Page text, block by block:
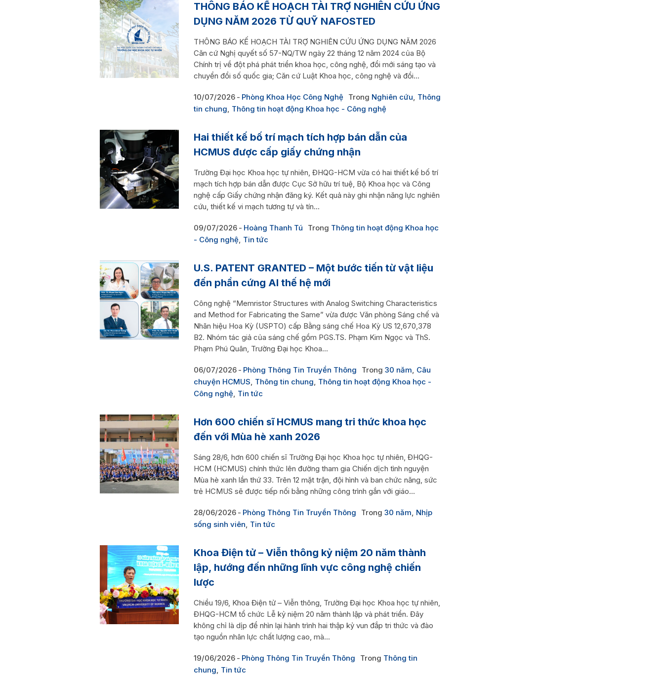
THÔNG BÁO KẾ HOẠCH TÀI TRỢ NGHIÊN CỨU ỨNG
DỤNG NĂM 2026 TỪ QUỸ NAFOSTED
THÔNG BÁO KẾ HOẠCH TÀI TRỢ NGHIÊN CỨU ỨNG DỤNG NĂM 2026
Căn cứ Nghị quyết số 57-NQ/TW ngày 22 tháng 12 năm 2024 của Bộ
Chính trị về đột phá phát triển khoa học, công nghệ, đổi mới sáng tạo và
chuyển đổi số quốc gia; Căn cứ Luật Khoa học, công nghệ và đổi...
10/07/2026 Phòng Khoa Học Công Nghệ Trong Nghiên cứu, Thông
tin chung, Thông tin hoạt động Khoa học - Công nghệ
Hai thiết kế bố trí mạch tích hợp bán dẫn của
HCMUS được cấp giấy chứng nhận
Trường Đại học Khoa học tự nhiên, ĐHQG-HCM vừa có hai thiết kế bố trí
mạch tích hợp bán dẫn được Cục Sở hữu trí tuệ, Bộ Khoa học và Công
nghệ cấp Giấy chứng nhận đăng ký. Kết quả này ghi nhận năng lực nghiên
cứu, thiết kế vi mạch tương tự và tín...
09/07/2026 Hoàng Thanh Tú Trong Thông tin hoạt động Khoa học
- Công nghệ, Tin tức
U.S. PATENT GRANTED – Một bước tiến từ vật liệu
đến phần cứng AI thế hệ mới
Công nghệ “Memristor Structures with Analog Switching Characteristics
and Method for Fabricating the Same” vừa được Văn phòng Sáng chế và
Nhãn hiệu Hoa Kỳ (USPTO) cấp Bằng sáng chế Hoa Kỳ US 12,670,378
B2. Nhóm tác giả của sáng chế gồm PGS.TS. Phạm Kim Ngọc và ThS.
Phạm Phú Quân, Trường Đại học Khoa...
06/07/2026 Phòng Thông Tin Truyền Thông Trong 30 năm, Câu
chuyện HCMUS, Thông tin chung, Thông tin hoạt động Khoa học -
Công nghệ, Tin tức
Hơn 600 chiến sĩ HCMUS mang tri thức khoa học
đến với Mùa hè xanh 2026
Sáng 28/6, hơn 600 chiến sĩ Trường Đại học Khoa học tự nhiên, ĐHQG-
HCM (HCMUS) chính thức lên đường tham gia Chiến dịch tình nguyện
Mùa hè xanh lần thứ 33. Trên 12 mặt trận, đội hình và ban chức năng, sức
trẻ HCMUS sẽ được tiếp nối bằng những công trình gắn với giáo...
28/06/2026 Phòng Thông Tin Truyền Thông Trong 30 năm, Nhịp
sống sinh viên, Tin tức
Khoa Điện tử – Viễn thông kỷ niệm 20 năm thành
lập, hướng đến những lĩnh vực công nghệ chiến
lược
Chiều 19/6, Khoa Điện tử – Viễn thông, Trường Đại học Khoa học tự nhiên,
ĐHQG-HCM tổ chức Lễ kỷ niệm 20 năm thành lập và phát triển. Đây
không chỉ là dịp để nhìn lại hành trình hai thập kỷ vun đắp tri thức và đào
tạo nguồn nhân lực chất lượng cao, mà...
19/06/2026 Phòng Thông Tin Truyền Thông Trong Thông tin
chung, Tin tức